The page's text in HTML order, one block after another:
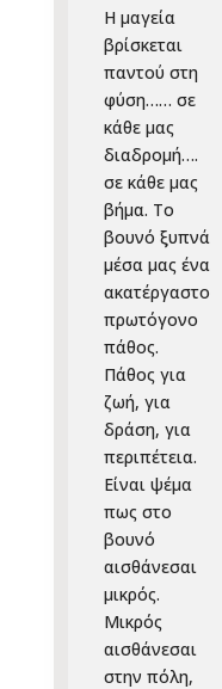
Η μαγεία
βρίσκεται
παντού στη
φύση…… σε
κάθε μας
διαδρομή….
σε κάθε μας
βήμα. Το
βουνό ξυπνά
μέσα μας ένα
ακατέργαστο
πρωτόγονο
πάθος.
Πάθος για
ζωή, για
δράση, για
περιπέτεια.
Είναι ψέμα
πως στο
βουνό
αισθάνεσαι
μικρός.
Μικρός
αισθάνεσαι
στην πόλη,